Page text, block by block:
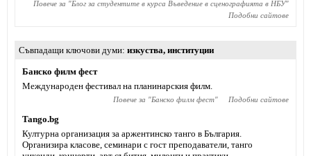
Повече за "Блог за студентите в курса Въведение в сценографията в НБУ"
Подобни сайтове
Съвпадащи ключови думи изкуства, институции
Банско филм фест
Международен фестивал на планинарския филм.
Повече за "Банско филм фест" Подобни сайтове
Tango.bg
Културна организация за аржентинско танго в България.
Организира класове, семинари с гост преподаватели, танго